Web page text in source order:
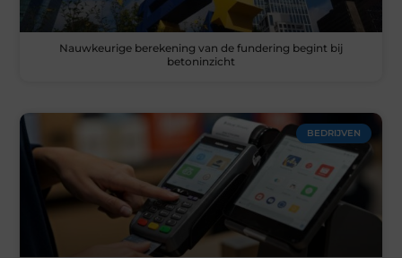
Nauwkeurige berekening van de fundering begint bij
betoninzicht
BEDRIJVEN